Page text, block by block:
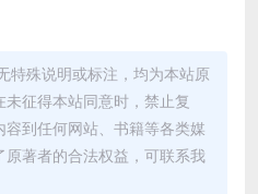
特殊说明或标注，均为本站原
征得本站同意时，禁止复
到任何网站、书籍等各类媒
著者的合法权益，可联系我